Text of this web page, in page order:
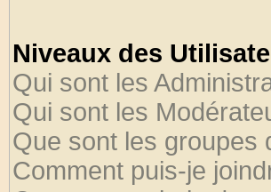
Niveaux des
Qui sont les
Qui sont les
Que sont les groupes
Comment puis-je